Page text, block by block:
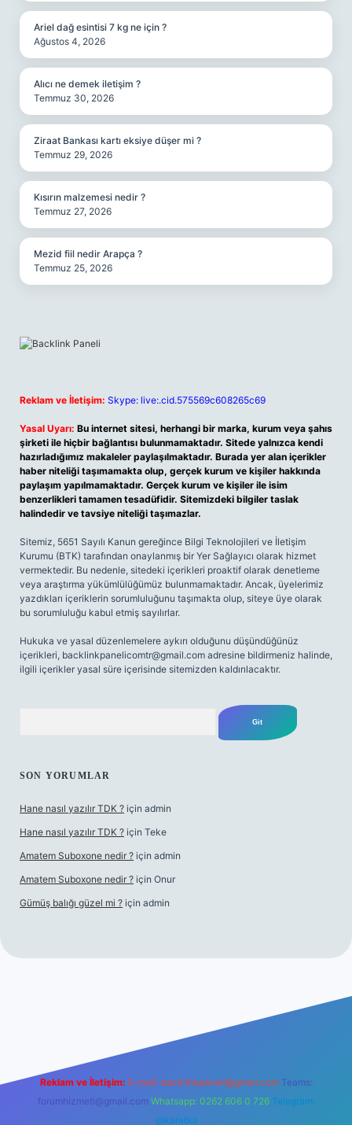
Ariel dağ esintisi 7 kg ne için ?
Ağustos 4, 2026
Alıcı ne demek iletişim ?
Temmuz 30, 2026
Ziraat Bankası kartı eksiye düşer mi ?
Temmuz 29, 2026
Kısırın malzemesi nedir ?
Temmuz 27, 2026
Mezid fiil nedir Arapça ?
Temmuz 25, 2026
Reklam ve İletişim: Skype: live:.cid.575569c608265c69
Yasal Uyarı: Bu internet sitesi, herhangi bir marka, kurum veya şahıs
şirketi ile hiçbir bağlantısı bulunmamaktadır. Sitede yalnızca kendi
hazırladığımız makaleler paylaşılmaktadır. Burada yer alan içerikler
haber niteliği taşımamakta olup, gerçek kurum ve kişiler hakkında
paylaşım yapılmamaktadır. Gerçek kurum ve kişiler ile isim
benzerlikleri tamamen tesadüfidir. Sitemizdeki bilgiler taslak
halindedir ve tavsiye niteliği taşımazlar.
Sitemiz, 5651 Sayılı Kanun gereğince Bilgi Teknolojileri ve İletişim
Kurumu (BTK) tarafından onaylanmış bir Yer Sağlayıcı olarak hizmet
vermektedir. Bu nedenle, sitedeki içerikleri proaktif olarak denetleme
veya araştırma yükümlülüğümüz bulunmamaktadır. Ancak, üyelerimiz
yazdıkları içeriklerin sorumluluğunu taşımakta olup, siteye üye olarak
bu sorumluluğu kabul etmiş sayılırlar.
Hukuka ve yasal düzenlemelere aykırı olduğunu düşündüğünüz
içerikleri, backlinkpanelicomtr@gmail.com adresine bildirmeniz halinde,
ilgili içerikler yasal süre içerisinde sitemizden kaldırılacaktır.
SON YORUMLAR
Hane nasıl yazılır TDK ? için admin
Hane nasıl yazılır TDK ? için Teke
Amatem Suboxone nedir ? için admin
Amatem Suboxone nedir ? için Onur
Gümüş balığı güzel mi ? için admin
Reklam ve İletişim: E-mail: backlinkpaneli@gmail.com Teams:
forumhizmeti@gmail.com Whatsapp: 0262 606 0 726 Telegram:
@karabul